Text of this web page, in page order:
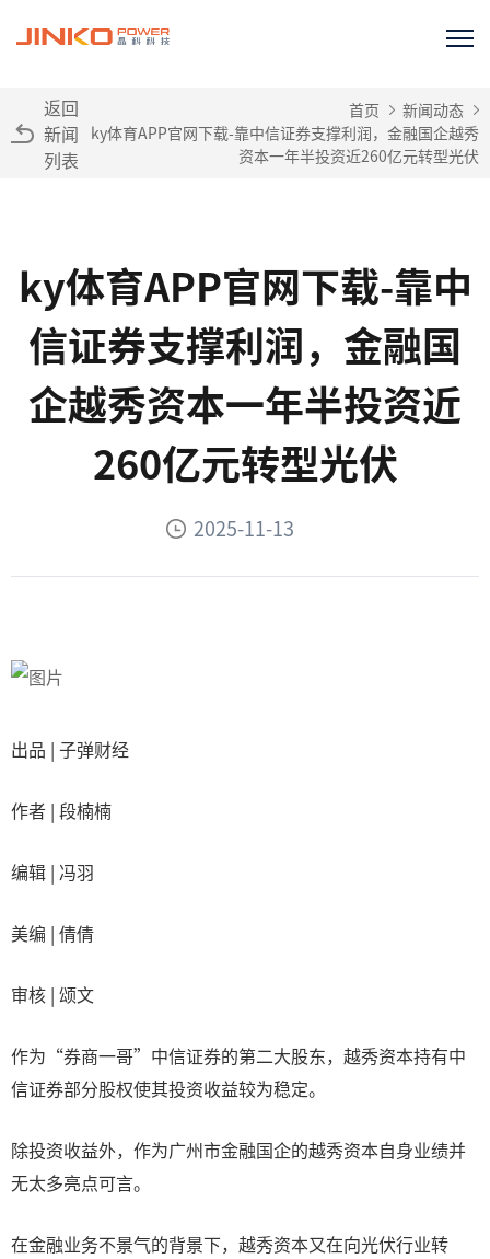
返回
新闻
列表
首页
新闻动态
ky体育APP官网下载-靠中信证券支撑利润，金融国企越秀
资本一年半投资近260亿元转型光伏
ky体育APP官网下载-靠中
信证券支撑利润，金融国
企越秀资本一年半投资近
260亿元转型光伏
2025-11-13
出品 | 子弹财经
作者 | 段楠楠
编辑 | 冯羽
美编 | 倩倩
审核 | 颂文
作为“券商一哥”中信证券的第二大股东，越秀资本持有中
信证券部分股权使其投资收益较为稳定。
除投资收益外，作为广州市金融国企的越秀资本自身业绩并
无太多亮点可言。
在金融业务不景气的背景下，越秀资本又在向光伏行业转